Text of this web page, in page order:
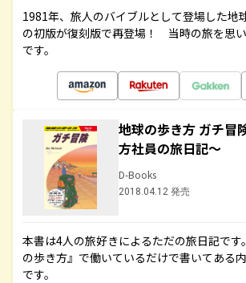
1981年、旅人のバイブルとして登場した地
の初版が復刻版で再登場！ 当時の旅を思
です。
地球の歩き方 ガチ冒
方社員の旅日記～
D-Books
2018.04.12 発売
本書は4人の旅好きによるただの旅日記です
の歩き方』で働いているだけで書いてある
です。